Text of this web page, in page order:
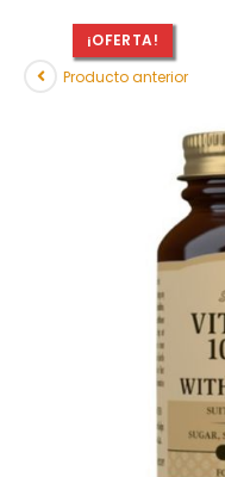
¡OFERTA!
Producto anterior